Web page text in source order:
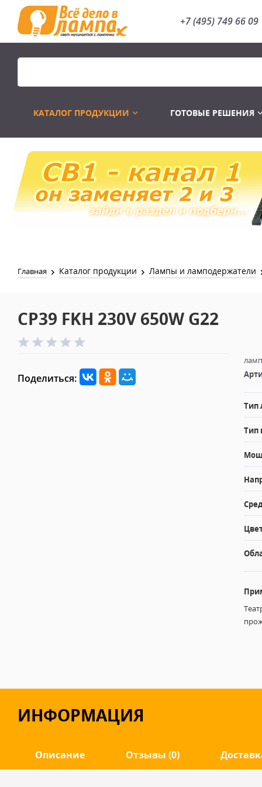
+7 (495) 749 66 09
КАТАЛОГ ПРОДУКЦИИ
Распродажа Лампы
ГОТОВЫЕ РЕШЕНИЯ
Главная Каталог продукции Лампы и ламподержатели
CP39 FKH 230V 650W G22
Поделиться:
Тип
Тип
ИНФОРМАЦИЯ
Описание Отзывы (0)